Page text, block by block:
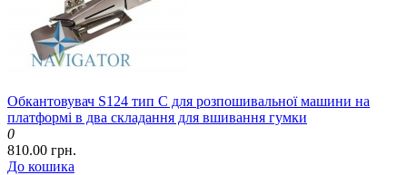
Обкантовувач S124 тип C для розпошивальної машини на
платформі в два складання для вшивання гумки
0
810.00 грн.
До кошика